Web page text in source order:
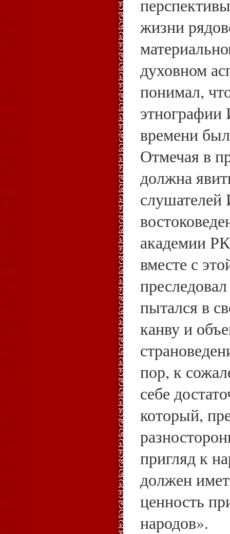
жизни
духовном
понимал,
этнографии
времени
Отмечая в
должна
слушателей
академии
вместе с
пытался в
канву и
пор, к
себе
который,
пригляд к
должен
ценность
народов».